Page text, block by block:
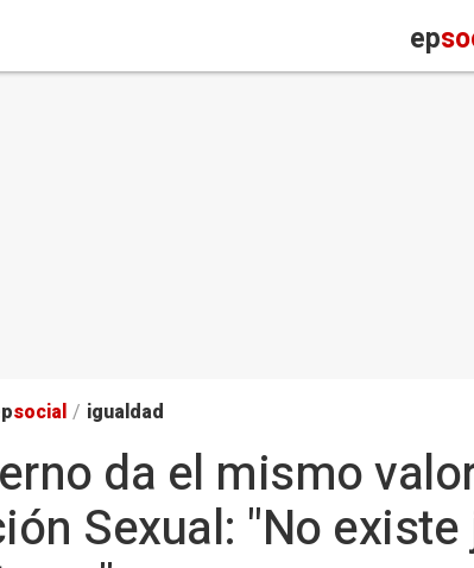
ep
social / igualdad
da el mismo
Sexual: "No